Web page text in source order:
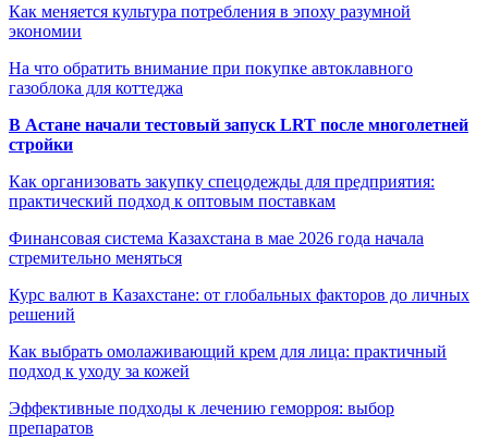
Как меняется культура потребления в эпоху разумной
экономии
На что обратить внимание при покупке автоклавного
газоблока для коттеджа
В Астане начали тестовый запуск LRT после многолетней
стройки
Как организовать закупку спецодежды для предприятия:
практический подход к оптовым поставкам
Финансовая система Казахстана в мае 2026 года начала
стремительно меняться
Курс валют в Казахстане: от глобальных факторов до личных
решений
Как выбрать омолаживающий крем для лица: практичный
подход к уходу за кожей
Эффективные подходы к лечению геморроя: выбор
препаратов